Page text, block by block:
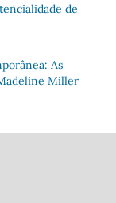
de
As
Miller